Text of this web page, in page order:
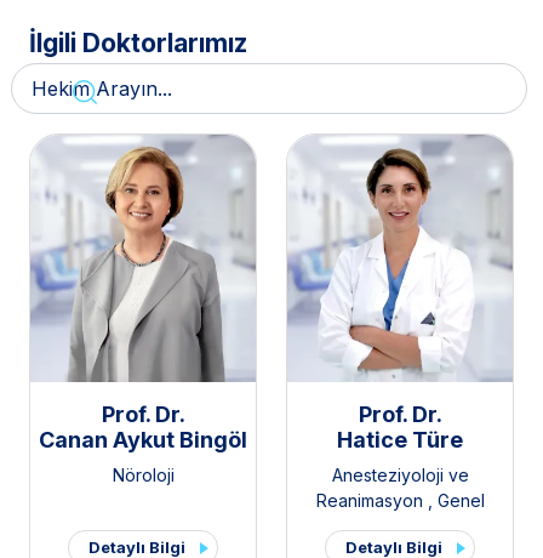
İlgili Doktorlarımız
Prof. Dr.
Canan Aykut Bingöl
Nöroloji
Detaylı Bilgi
Prof. Dr.
Hatice Türe
Anesteziyoloji ve
Reanimasyon
Genel
Yoğun Bakım
Detaylı Bilgi